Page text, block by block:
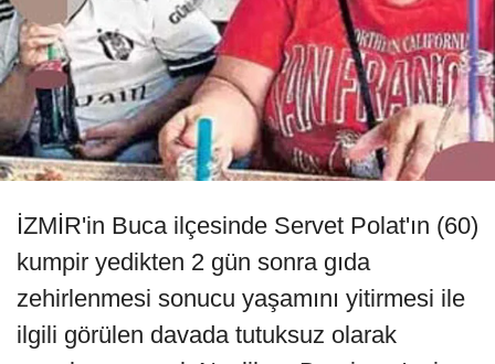
İZMİR'in Buca ilçesinde Servet Polat'ın (60)
kumpir yedikten 2 gün sonra gıda
zehirlenmesi sonucu yaşamını yitirmesi ile
ilgili görülen davada tutuksuz olarak